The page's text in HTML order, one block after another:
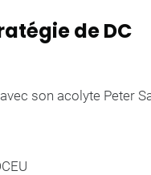
de DC
son acolyte Peter